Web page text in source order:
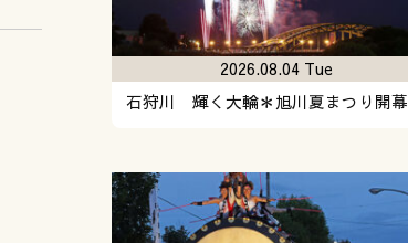
石狩川 輝く大輪＊旭川夏まつり開幕
2026.08.04 Tue